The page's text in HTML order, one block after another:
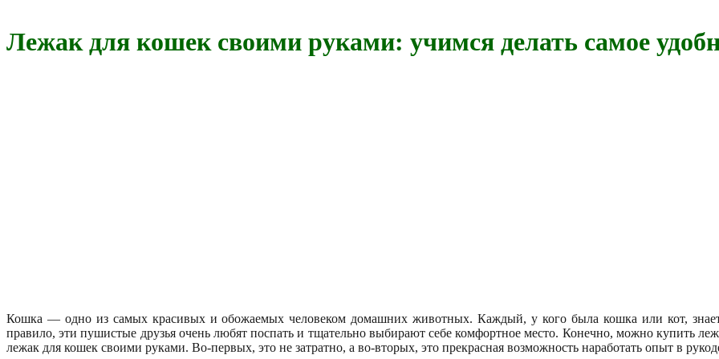
Лежак для кошек своими руками: учимся делать самое
Кошка — одно из самых красивых и обожаемых человеком домашних животных. Каждый, у кого была кошка или кот,
правило, эти пушистые друзья очень любят поспать и тщательно выбирают себе комфортное место. Конечно, можно купить
лежак для кошек своими руками. Во-первых, это не затратно, а во-вторых, это прекрасная возможность наработать опыт в